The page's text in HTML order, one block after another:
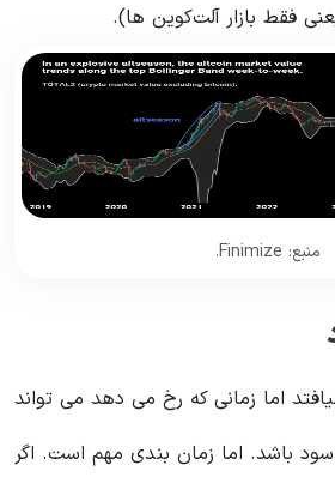
فقط بازار آلت‌کوین ها).
منبع: Finimize.
اما زمانی که رخ می دهد می تواند
باشد. اما زمان بندی مهم است. اگر